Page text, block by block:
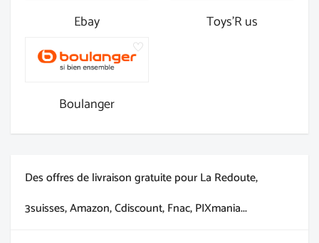
Ebay Toys'R us
Boulanger
Des offres de livraison gratuite pour La Redoute,
3suisses, Amazon, Cdiscount, Fnac, PIXmania...